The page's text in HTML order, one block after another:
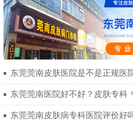
东莞莞南皮肤医院是不是正规医
东莞莞南医院好不好？皮肤专科
东莞莞南皮肤病专科医院评价好